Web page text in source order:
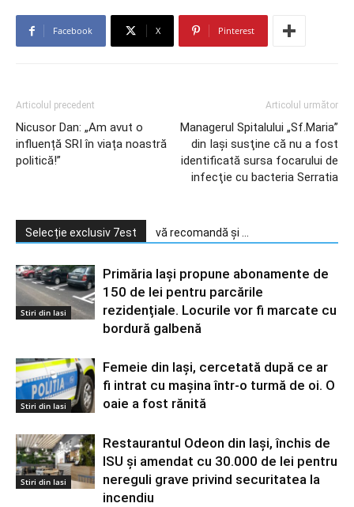
Facebook X Pinterest
Articolul precedent
Nicusor Dan: „Am avut o
influență SRI în viața noastră
politică!”
Articolul următor
Managerul Spitalului „Sf.Maria”
din Iași susţine că nu a fost
identificată sursa focarului de
infecţie cu bacteria Serratia
Selecție exclusiv 7est vă recomandă și ...
Stiri din Iasi
Primăria Iași propune abonamente de
150 de lei pentru parcările
rezidențiale. Locurile vor fi marcate cu
bordură galbenă
Stiri din Iasi
Femeie din Iași, cercetată după ce ar
fi intrat cu mașina într-o turmă de oi. O
oaie a fost rănită
Stiri din Iasi
Restaurantul Odeon din Iași, închis de
ISU și amendat cu 30.000 de lei pentru
nereguli grave privind securitatea la
incendiu